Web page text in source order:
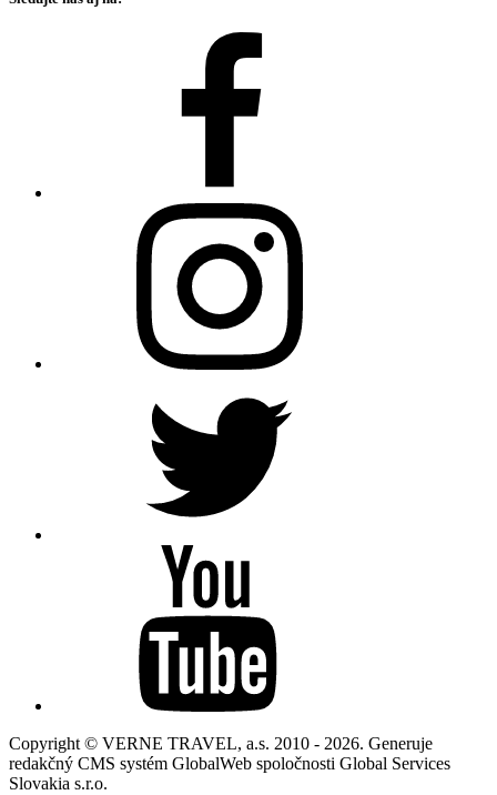
Copyright © VERNE TRAVEL, a.s. 2010 - 2026. Generuje
redakčný CMS systém GlobalWeb spoločnosti Global Services
Slovakia s.r.o.